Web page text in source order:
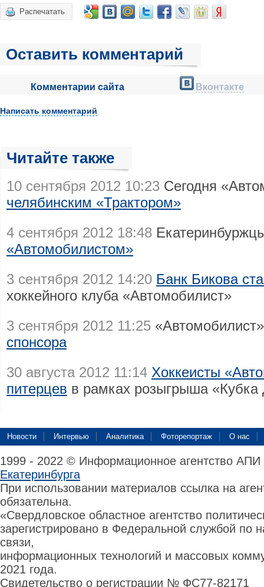
Распечатать
Оставить комментарий
Комментарии сайта Вконтакте
Написать комментарий
Читайте также
10 сентября 2012 10:23 Сегодня
челябинским «Трактором»
4 сентября 2012 18:48
«Автомобилистом»
3 сентября 2012 14:20 Банк Бикова
хоккейного клуба «Автомобилист»
3 сентября 2012 11:25
спонсора
30 августа 2012 11:14 Хоккеисты
питерцев в рамках розыгрыша «Кубка
Новости Интервью Аналитика Фоторепортаж О нас
1999 - 2022 © Информационное агентство
Екатеринбурга
При использовании материалов ссылка на
обязательна.
«Свердловское областное агентство
зарегистрировано в Федеральной службой по
связи,
информационных технологий и массовых
2021 года.
Свидетельство о регистрации № ФС77-82171